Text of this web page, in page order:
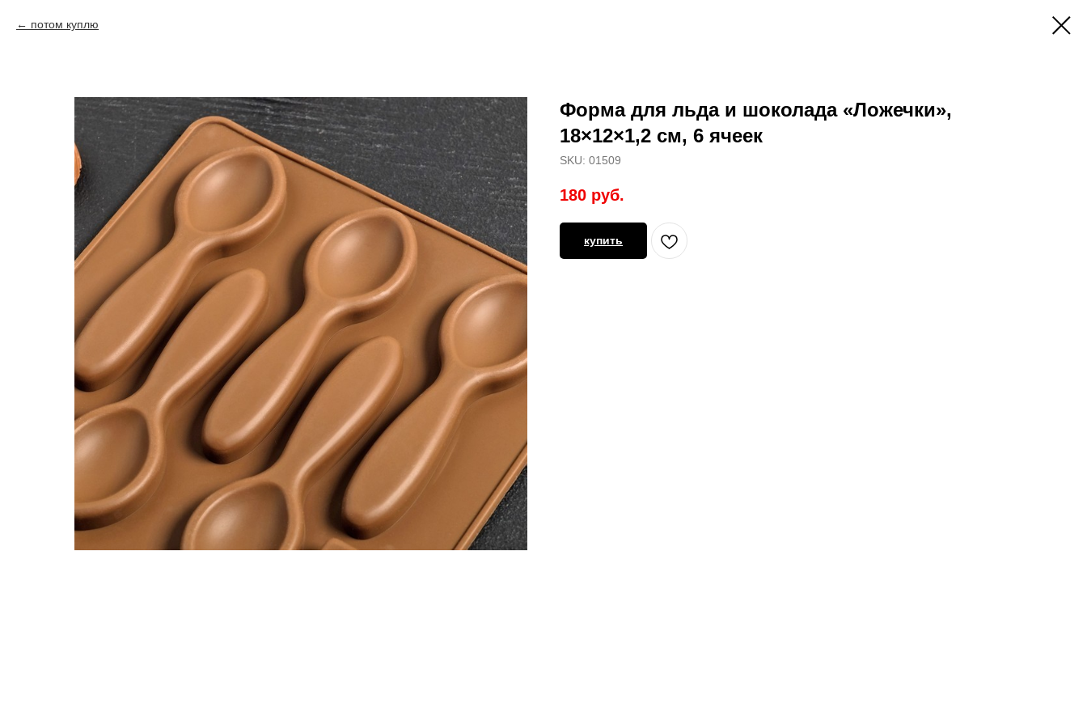
потом куплю
Форма для льда и шоколада «Ложечки»,
18×12×1,2 см, 6 ячеек
SKU: 01509
180 руб.
купить